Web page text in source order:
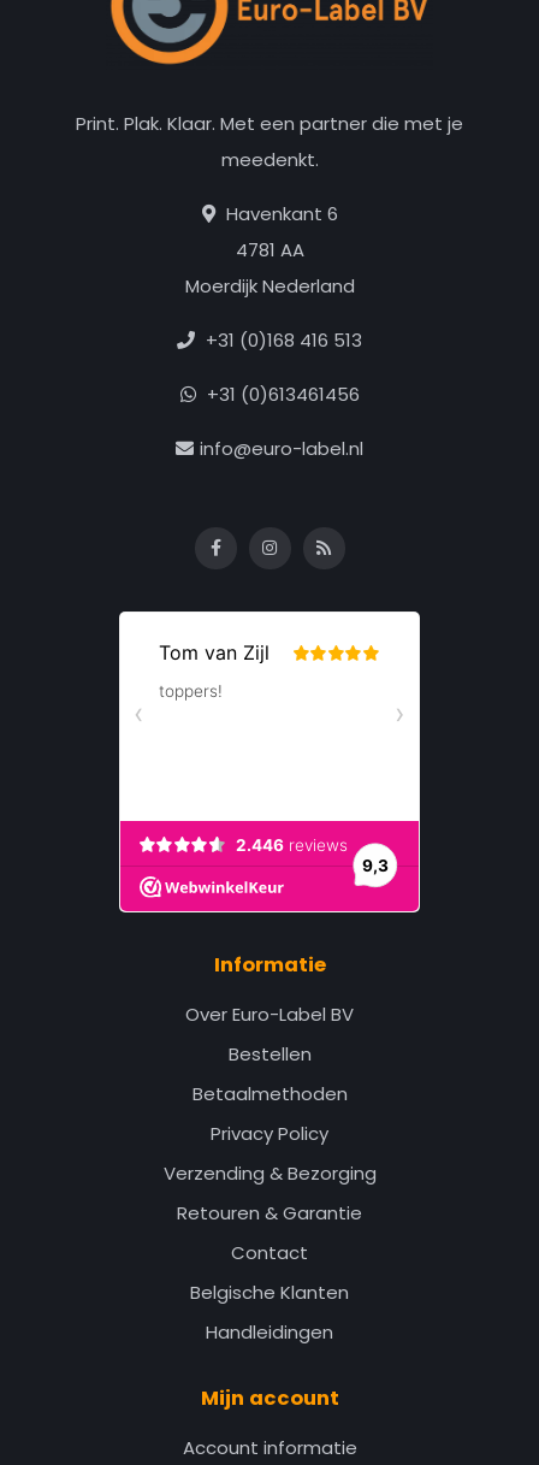
Print. Plak. Klaar. Met een partner die met je
meedenkt.
Havenkant 6
4781 AA
Moerdijk Nederland
+31 (0)168 416 513
+31 (0)613461456
info@euro-label.nl
Informatie
Over Euro-Label BV
Bestellen
Betaalmethoden
Privacy Policy
Verzending & Bezorging
Retouren & Garantie
Contact
Belgische Klanten
Handleidingen
Mijn account
Account informatie